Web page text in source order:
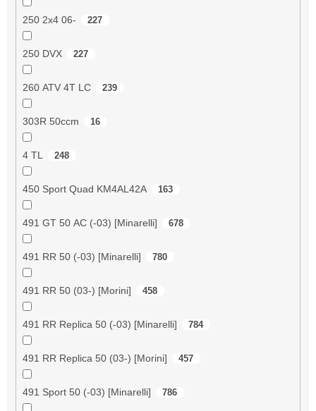
250 2x4 06- 227
250 DVX 227
260 ATV 4T LC 239
303R 50ccm 16
4 TL 248
450 Sport Quad KM4AL42A 163
491 GT 50 AC (-03) [Minarelli] 678
491 RR 50 (-03) [Minarelli] 780
491 RR 50 (03-) [Morini] 458
491 RR Replica 50 (-03) [Minarelli] 784
491 RR Replica 50 (03-) [Morini] 457
491 Sport 50 (-03) [Minarelli] 786